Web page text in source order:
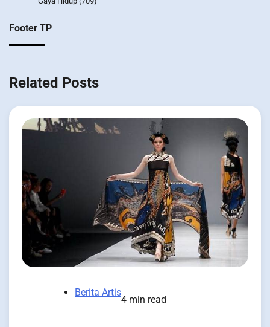
Footer TP
Related Posts
Berita Artis
4 min read